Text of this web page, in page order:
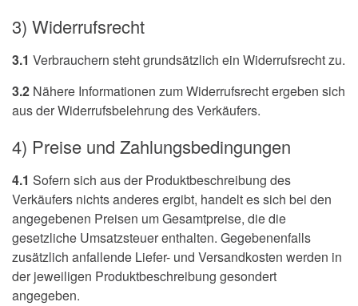
3) Widerrufsrecht
3.1 Verbrauchern steht grundsätzlich ein Widerrufsrecht zu.
3.2 Nähere Informationen zum Widerrufsrecht ergeben sich
aus der Widerrufsbelehrung des Verkäufers.
4) Preise und Zahlungsbedingungen
4.1 Sofern sich aus der Produktbeschreibung des
Verkäufers nichts anderes ergibt, handelt es sich bei den
angegebenen Preisen um Gesamtpreise, die die
gesetzliche Umsatzsteuer enthalten. Gegebenenfalls
zusätzlich anfallende Liefer- und Versandkosten werden in
der jeweiligen Produktbeschreibung gesondert
angegeben.